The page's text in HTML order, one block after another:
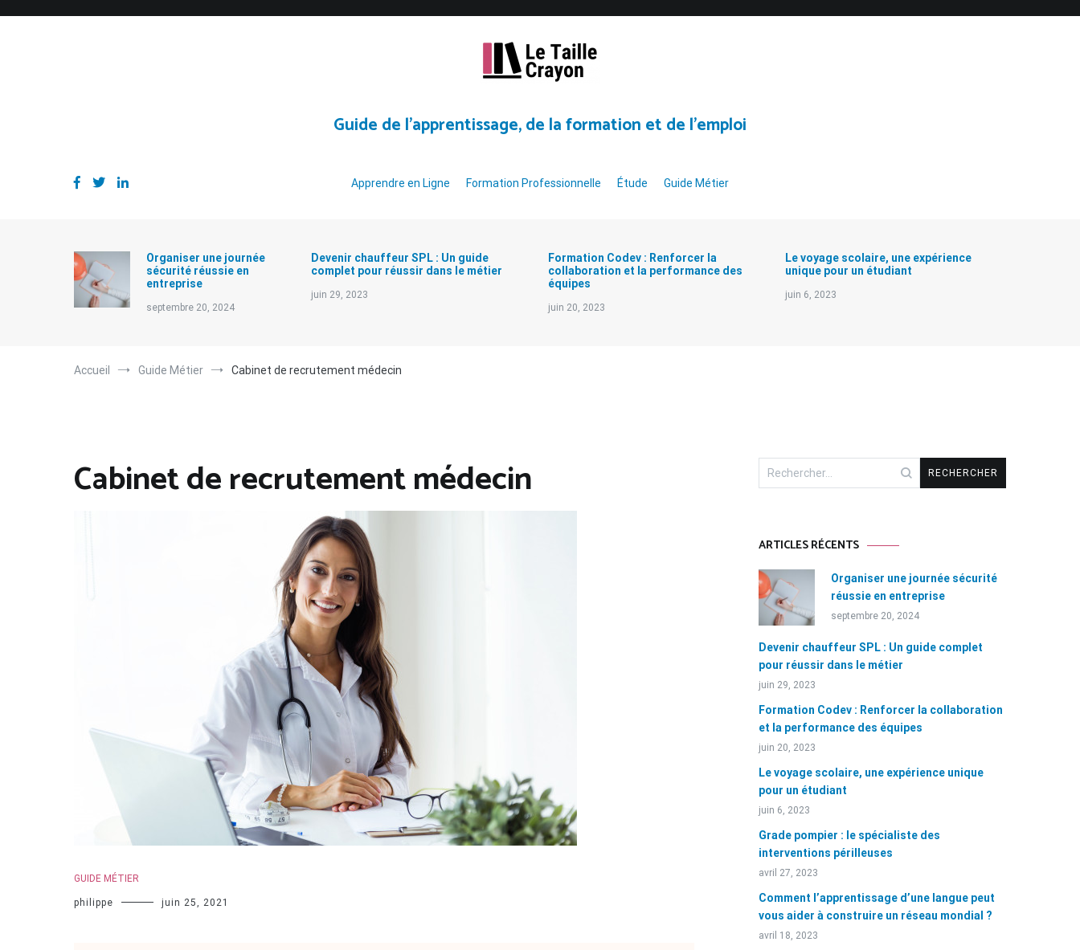
Guide de l’apprentissage, de la formation et de l’emploi
Apprendre en Ligne Formation Professionnelle Étude Guide Métier
Organiser une journée
sécurité réussie en
entreprise
septembre 20, 2024
Devenir chauffeur SPL : Un guide
complet pour réussir dans le métier
juin 29, 2023
Formation Codev : Renforcer la
collaboration et la performance des
équipes
juin 20, 2023
Le voyage scolaire, une expérience
unique pour un étudiant
juin 6, 2023
Accueil Guide Métier Cabinet de recrutement médecin
Cabinet de recrutement médecin
GUIDE MÉTIER
philippe juin 25, 2021
Rechercher :
ARTICLES RÉCENTS
Organiser une journée sécurité
réussie en entreprise
septembre 20, 2024
Devenir chauffeur SPL : Un guide complet
pour réussir dans le métier
juin 29, 2023
Formation Codev : Renforcer la collaboration
et la performance des équipes
juin 20, 2023
Le voyage scolaire, une expérience unique
pour un étudiant
juin 6, 2023
Grade pompier : le spécialiste des
interventions périlleuses
avril 27, 2023
Comment l’apprentissage d’une langue peut
vous aider à construire un réseau mondial ?
avril 18, 2023